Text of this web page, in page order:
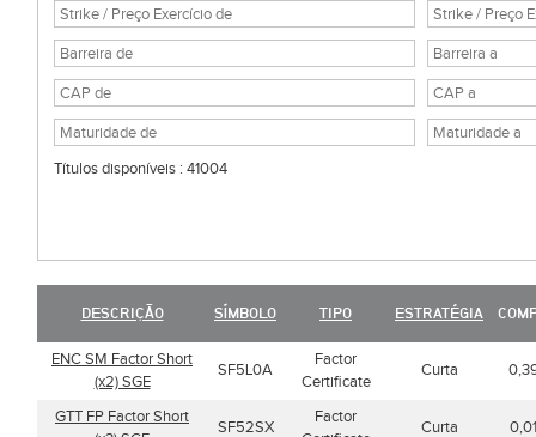
Títulos disponíveis : 41004
DESCRIÇÃO SÍMBOLO TIPO ESTRATÉGIA
ENC SM Factor Short
(x2) SGE
SF5L0A
Factor
Certificate
Curta
GTT FP Factor Short
SF52SX
Factor
Curta